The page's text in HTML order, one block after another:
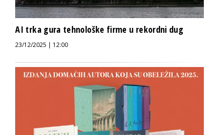
AI trka gura tehnološke firme u rekordni dug
23/12/2025 | 12:00